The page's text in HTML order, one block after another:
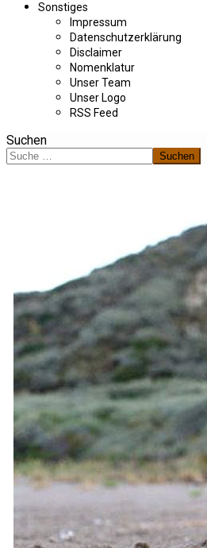
Sonstiges
Impressum
Datenschutzerklärung
Disclaimer
Nomenklatur
Unser Team
Unser Logo
RSS Feed
Suchen
Suchen